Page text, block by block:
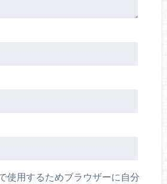
使用するためブラウザーに自分